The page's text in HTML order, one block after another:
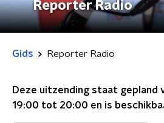
Reporter Radio
Gids Reporter Radio
Deze uitzending staat gepland
19:00 tot 20:00 en is